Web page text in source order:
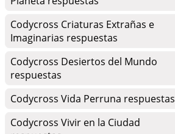
Codycross Criaturas Extrañas e
Imaginarias respuestas
Codycross Desiertos del Mundo
respuestas
Codycross Vida Perruna respuestas
Codycross Vivir en la Ciudad